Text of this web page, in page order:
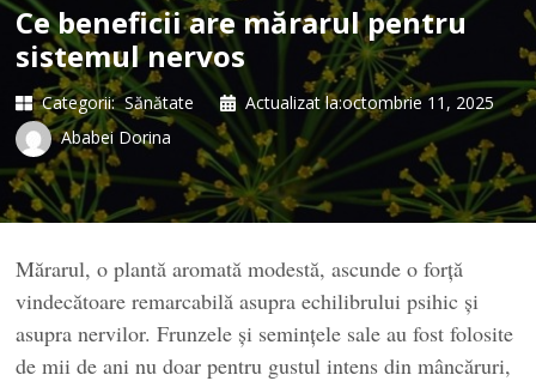
Ce beneficii are mărarul pentru
sistemul nervos
Categorii: Sănătate Actualizat la:octombrie 11, 2025
Ababei Dorina
Mărarul, o plantă aromată modestă, ascunde o forță
vindecătoare remarcabilă asupra echilibrului psihic și
asupra nervilor. Frunzele și semințele sale au fost folosite
de mii de ani nu doar pentru gustul intens din mâncăruri,